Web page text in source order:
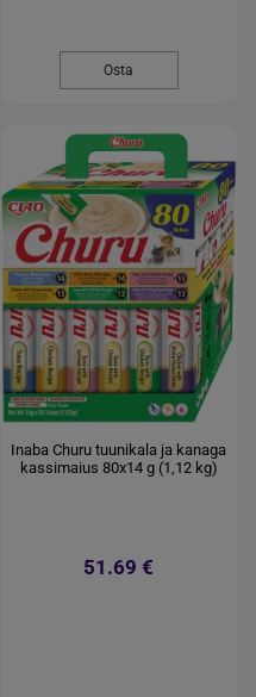
Osta
Inaba Churu tuunikala ja kanaga
kassimaius 80x14 g (1,12 kg)
51.69 €